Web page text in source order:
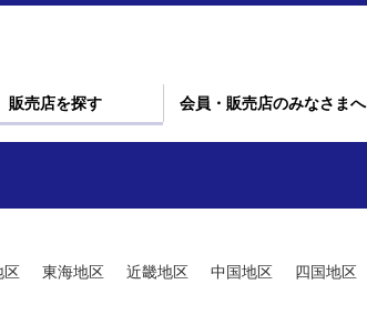
販売店を探す 会員・販売店のみなさまへ
区 東海地区 近畿地区 中国地区 四国地区